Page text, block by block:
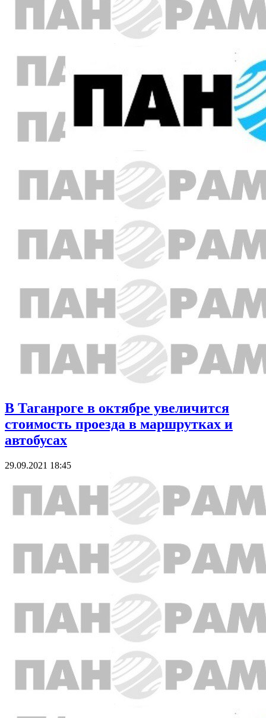
В Таганроге в октябре увеличится
стоимость проезда в маршрутках и
автобусах
29.09.2021 18:45